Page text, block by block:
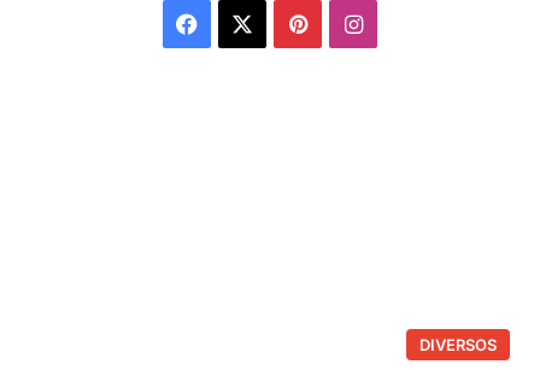
Facebook PinterestInstagram
DIVERSOS